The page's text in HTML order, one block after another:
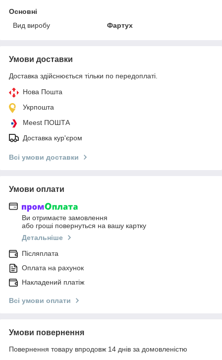
Основні
Вид виробу
Фартух
Умови доставки
Доставка здійснюється тільки по передоплаті.
Нова Пошта
Укрпошта
Meest ПОШТА
Доставка кур'єром
Всі умови доставки
Умови оплати
Ви отримаєте замовлення
або гроші повернуться на вашу картку
Детальніше
Післяплата
Оплата на рахунок
Накладений платіж
Всі умови оплати
Умови повернення
Повернення товару впродовж 14 днів за домовленістю